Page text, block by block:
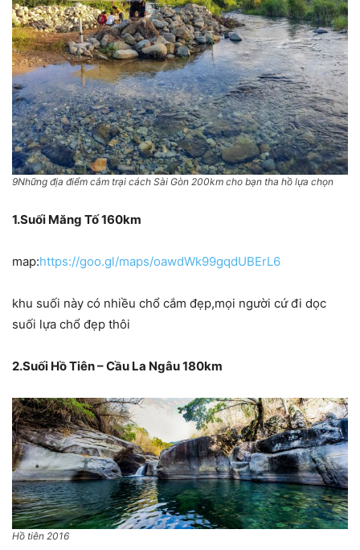
9Những địa điểm cắm trại cách Sài Gòn 200km cho bạn tha hồ lựa chọn
1.Suối Măng Tố 160km
map:https://goo.gl/maps/oawdWk99gqdUBErL6
khu suối này có nhiều chổ cắm đẹp,mọi người cứ đi dọc
suối lựa chổ đẹp thôi
2.Suối Hồ Tiên – Cầu La Ngâu 180km
Hồ tiên 2016